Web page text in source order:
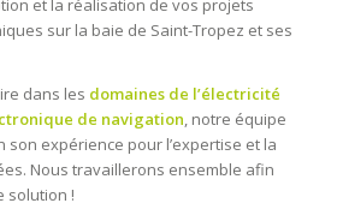
et la réalisation de vos projets
sur la baie de Saint-Tropez et ses
dans les domaines de l’électricité
de navigation, notre équipe
son expérience pour l’expertise et la
Nous travaillerons ensemble afin
solution !